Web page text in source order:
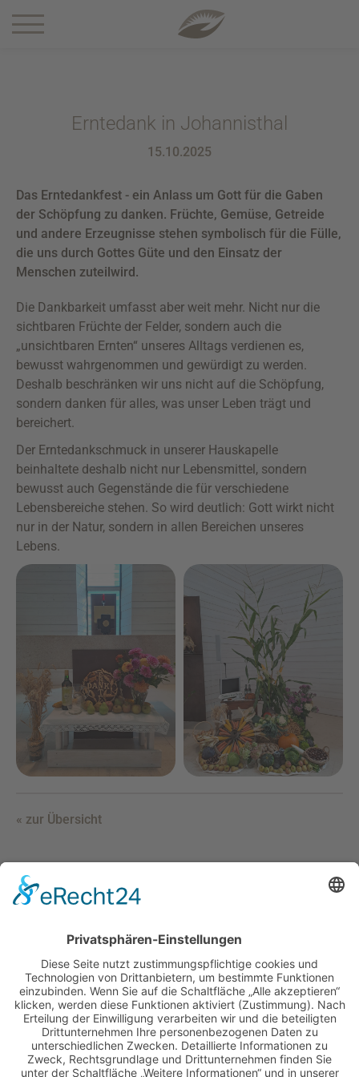
Erntedank in Johannisthal
15.10.2025
Das Erntedankfest - ein Anlass um Gott für die Gaben
der Schöpfung zu danken. Früchte, Gemüse, Getreide
und andere Erzeugnisse stehen symbolisch für die Fülle,
die uns durch Gottes Güte und den Einsatz der
Menschen zuteilwird.
Die Dankbarkeit umfasst aber weit mehr. Nicht nur die
sichtbaren Früchte der Felder, sondern auch die
„unsichtbaren Ernten“ unseres Alltags verdienen es,
bewusst wahrgenommen und gewürdigt zu werden.
Deshalb beschränken wir uns nicht auf die Schöpfung,
sondern danken für alles, was unser Leben trägt und
bereichert.
Der Erntedankschmuck in unserer Hauskapelle
beinhaltete deshalb nicht nur Lebensmittel, sondern
bewusst auch Gegenstände die für verschiedene
Lebensbereiche stehen. So wird deutlich: Gott wirkt nicht
nur in der Natur, sondern in allen Bereichen unseres
Lebens.
« zur Übersicht
Johannisthal 1
D-92670 Windischeschenbach
+49 (0)9681 / 40 01 5-0
+49 (0)9681 / 40 01 5-10
kontakt(at)haus-johannisthal.de